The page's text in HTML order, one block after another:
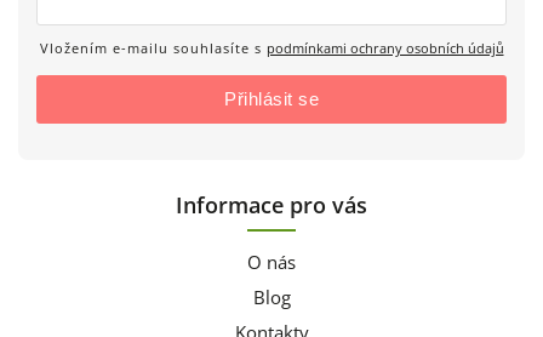
Vložením e-mailu souhlasíte s podmínkami ochrany osobních údajů
Přihlásit se
Informace pro vás
O nás
Blog